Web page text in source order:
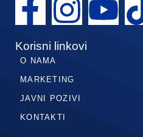
Korisni linkovi
O NAMA
MARKETING
JAVNI POZIVI
KONTAKTI